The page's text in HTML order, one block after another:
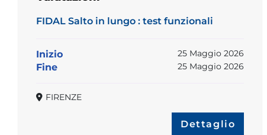
FIDAL Salto in lungo : test funzionali
Inizio 25 Maggio 2026
Fine 25 Maggio 2026
FIRENZE
Dettaglio